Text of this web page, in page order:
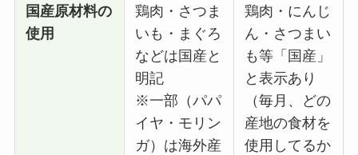
国産原材料の
使用
鶏肉・さつま
いも・まぐろ
などは国産と
明記
※一部（パパ
イヤ・モリン
ガ）は海外産
鶏肉・にんじ
ん・さつまい
も等「国産」
と表示あり
（毎月、どの
産地の食材を
使用してるか